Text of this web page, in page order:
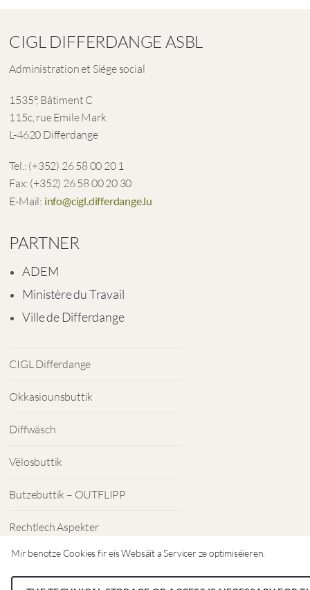
Mir benotze Cookies fir eis Websäit a Servicer ze optimiséieren.
CIGL DIFFERDANGE ASBL
Administration et Siége social
1535°, Bâtiment C
115c, rue Emile Mark
L-4620 Differdange
Tel.: (+352) 26 58 00 20 1
Fax: (+352) 26 58 00 20 30
E-Mail: info@cigl.differdange.lu
PARTNER
ADEM
Ministère du Travail
Ville de Differdange
CIGL Differdange
Okkasiounsbuttik
Diffwäsch
Vëlosbuttik
Butzebuttik – OUTFLIPP
Rechtlech Aspekter
Dateschutz